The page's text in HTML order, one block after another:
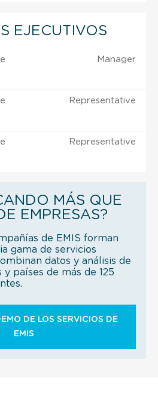
EJECUTIVOS
Manager
Representative
Representative
MÁS QUE
EMPRESAS?
de EMIS forman
gama de servicios
datos y análisis de
y países de más de 125
DE LOS SERVICIOS DE
EMIS